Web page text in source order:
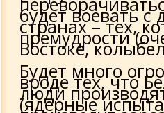
будет воевать
странах – тех,
премудрости
Востоке,
Будет много
вроде тех, что
люди
(ядерные